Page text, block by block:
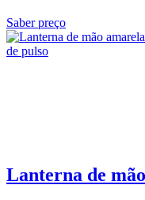
Saber preço
Lanterna de